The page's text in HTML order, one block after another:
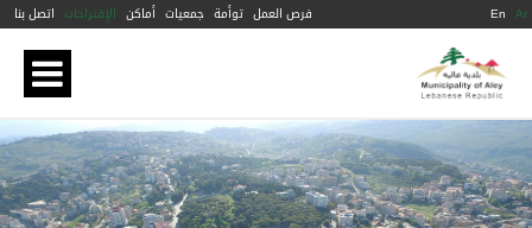
اتصل بنا الإقتراحات أماكن جمعيات توأمة فرص العمل En Ar